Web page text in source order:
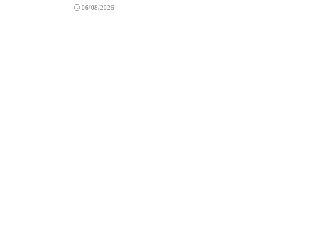
06/08/2026